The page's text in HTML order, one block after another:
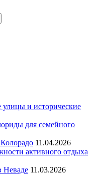
и исторические
для семейного
11.04.2026
активного отдыха
Неваде 11.03.2026